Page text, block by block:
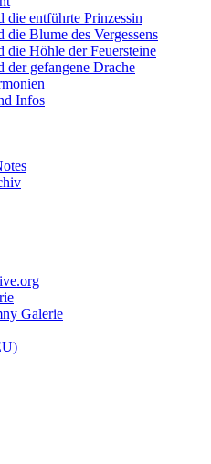
die entführte Prinzessin
die Blume des Vergessens
die Höhle der Feuersteine
der gefangene Drache
Infos
Galerie